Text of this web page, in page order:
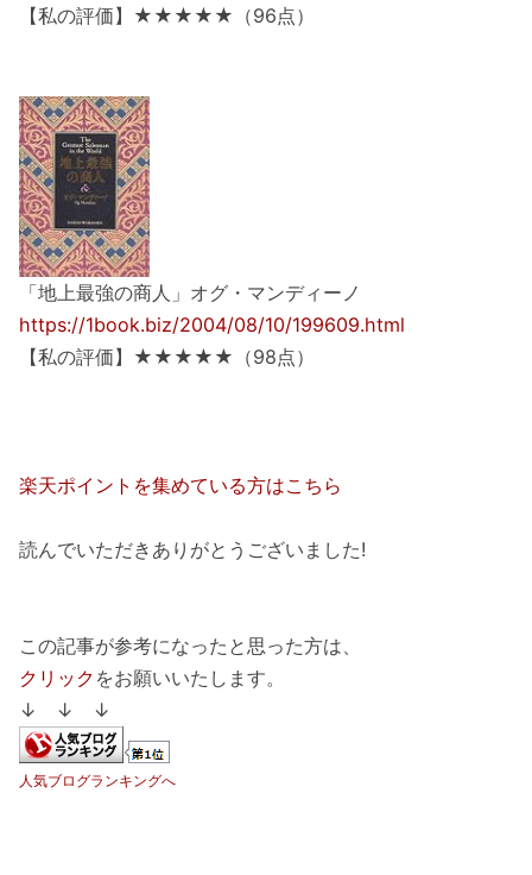
【私の評価】★★★★★（96点）
「地上最強の商人」オグ・マンディーノ
https://1book.biz/2004/08/10/199609.html
【私の評価】★★★★★（98点）
楽天ポイントを集めている方はこちら
読んでいただきありがとうございました!
この記事が参考になったと思った方は、
クリック をお願いいたします。
↓ ↓ ↓
人気ブログランキングへ